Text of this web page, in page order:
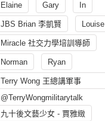
Elaine
Gary In
JBS Brian 李凱賢 Louise
Miracle 社交力學培訓導師
Norman Ryan
Terry Wong 王總講軍事
@TerryWongmilitarytalk
九十後文藝少女 - 賈雅緻